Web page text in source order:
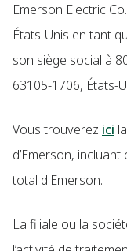
Emerson Electric
États-Unis en tant
son siège social à
63105-1706, États-
Vous trouverez ici
d’Emerson,
total d'Emerson.
La filiale ou la